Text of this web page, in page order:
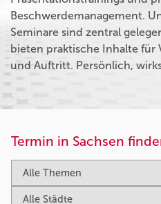
Beschwerdemanagement.
Seminare sind zentral
bieten praktische Inhalte für
und Auftritt. Persönlich,
Termin in Sachsen